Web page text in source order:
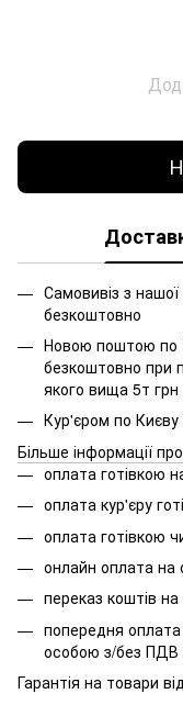
Самовивіз з
безкоштовно
Новою поштою по
безкоштовно при
якого вища 5т грн
Кур'єром по
Більше інформації
оплата готівкою
оплата кур'єру
оплата готівкою
онлайн оплата на
переказ коштів
попередня
особою з/без ПДВ
Гарантія на товари